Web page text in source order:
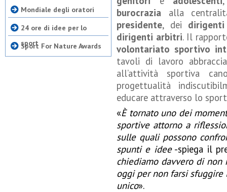
Mondiale degli oratori
24 ore di idee per lo
sport
Sport For Nature Awards
burocrazia alla
presidente, dei
dirigenti arbitri. Il
volontariato sportivo
tavoli di lavoro
all’attività sportiva
progettualità
educare attraverso lo
«È tornato uno dei
sportive attorno a
sulle quali possono
spunti e idee-spiega il
chiediamo davvero di non
oggi per non farsi
unico».